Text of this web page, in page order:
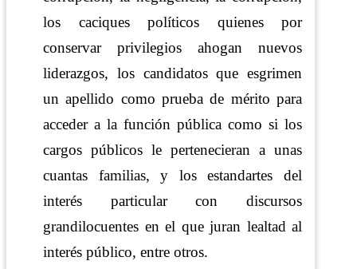
los caciques políticos quienes por
conservar privilegios ahogan nuevos
liderazgos, los candidatos que esgrimen
un apellido como prueba de mérito para
acceder a la función pública como si los
cargos públicos le pertenecieran a unas
cuantas familias, y los estandartes del
interés particular con discursos
grandilocuentes en el que juran lealtad al
interés público, entre otros.